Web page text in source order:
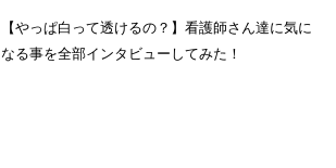
【やっぱ白って透けるの？】看護師さん達に気に
なる事を全部インタビューしてみた！